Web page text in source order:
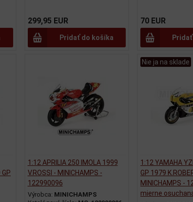
299,95 EUR
Pridať do košíka
70 EUR
1:12 APRILIA 250 IMOLA 1999
V.ROSSI - MINICHAMPS -
122990096
Výrobca: MINICHAMPS
Nie ja na sklade
1:12 YAMAHA
GP 1979
MINICHAMPS -
mierne